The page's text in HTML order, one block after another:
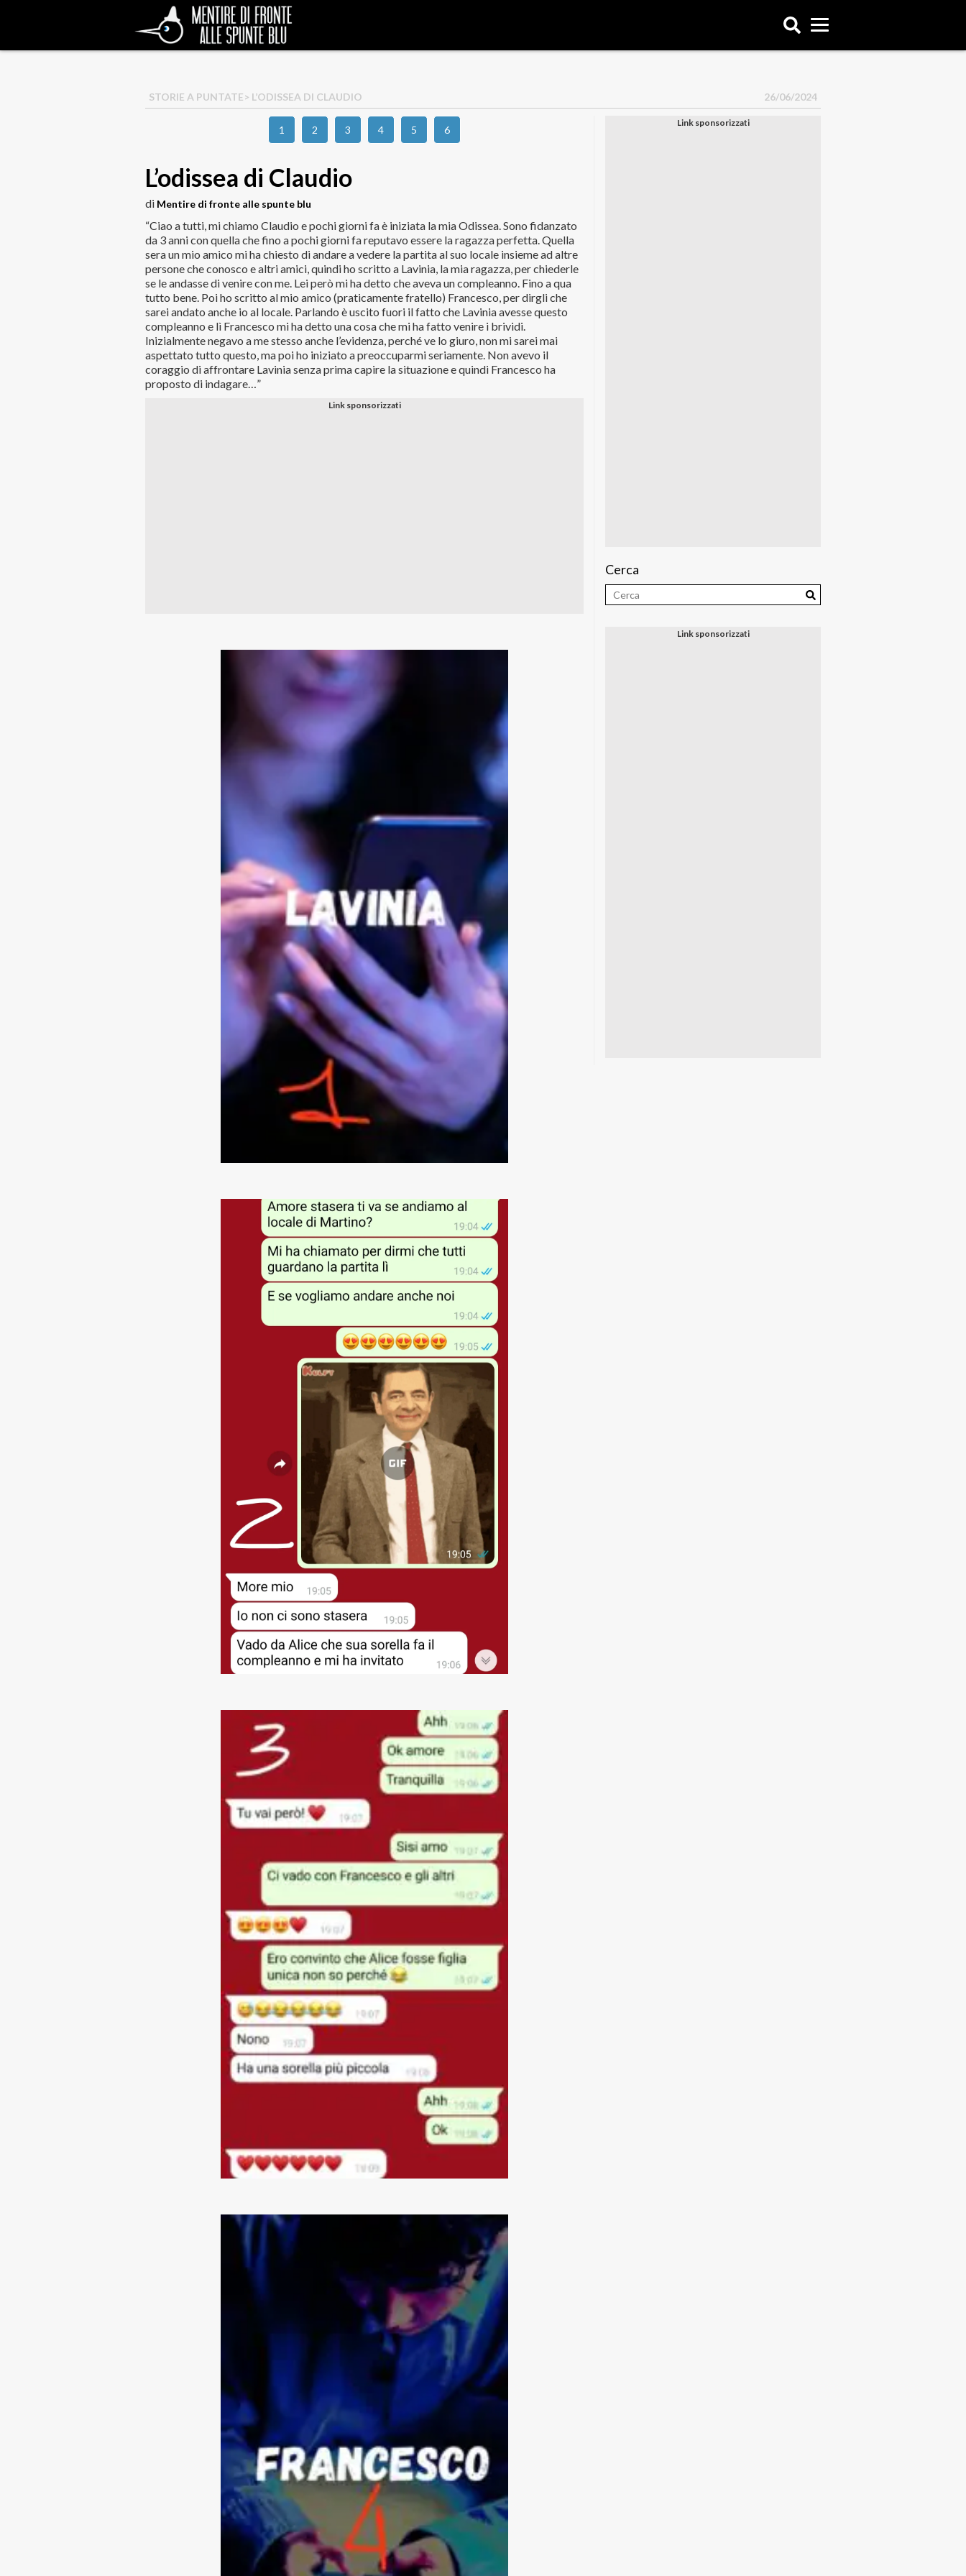
STORIE A PUNTATE> L’ODISSEA DI CLAUDIO 26/06/2024
1 2 3 4 5 6
L’odissea di Claudio
di Mentire di fronte alle spunte blu
“Ciao a tutti, mi chiamo Claudio e pochi giorni fa è iniziata la mia Odissea. Sono fidanzato
da 3 anni con quella che fino a pochi giorni fa reputavo essere la ragazza perfetta. Quella
sera un mio amico mi ha chiesto di andare a vedere la partita al suo locale insieme ad altre
persone che conosco e altri amici, quindi ho scritto a Lavinia, la mia ragazza, per chiederle
se le andasse di venire con me. Lei però mi ha detto che aveva un compleanno. Fino a qua
tutto bene. Poi ho scritto al mio amico (praticamente fratello) Francesco, per dirgli che
sarei andato anche io al locale. Parlando è uscito fuori il fatto che Lavinia avesse questo
compleanno e lì Francesco mi ha detto una cosa che mi ha fatto venire i brividi.
Inizialmente negavo a me stesso anche l’evidenza, perché ve lo giuro, non mi sarei mai
aspettato tutto questo, ma poi ho iniziato a preoccuparmi seriamente. Non avevo il
coraggio di affrontare Lavinia senza prima capire la situazione e quindi Francesco ha
proposto di indagare…”
Cerca